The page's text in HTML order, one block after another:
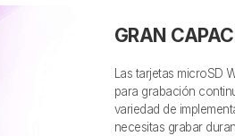
GRAN
Las tarjetas microSD
para grabación
variedad de
necesitas grabar